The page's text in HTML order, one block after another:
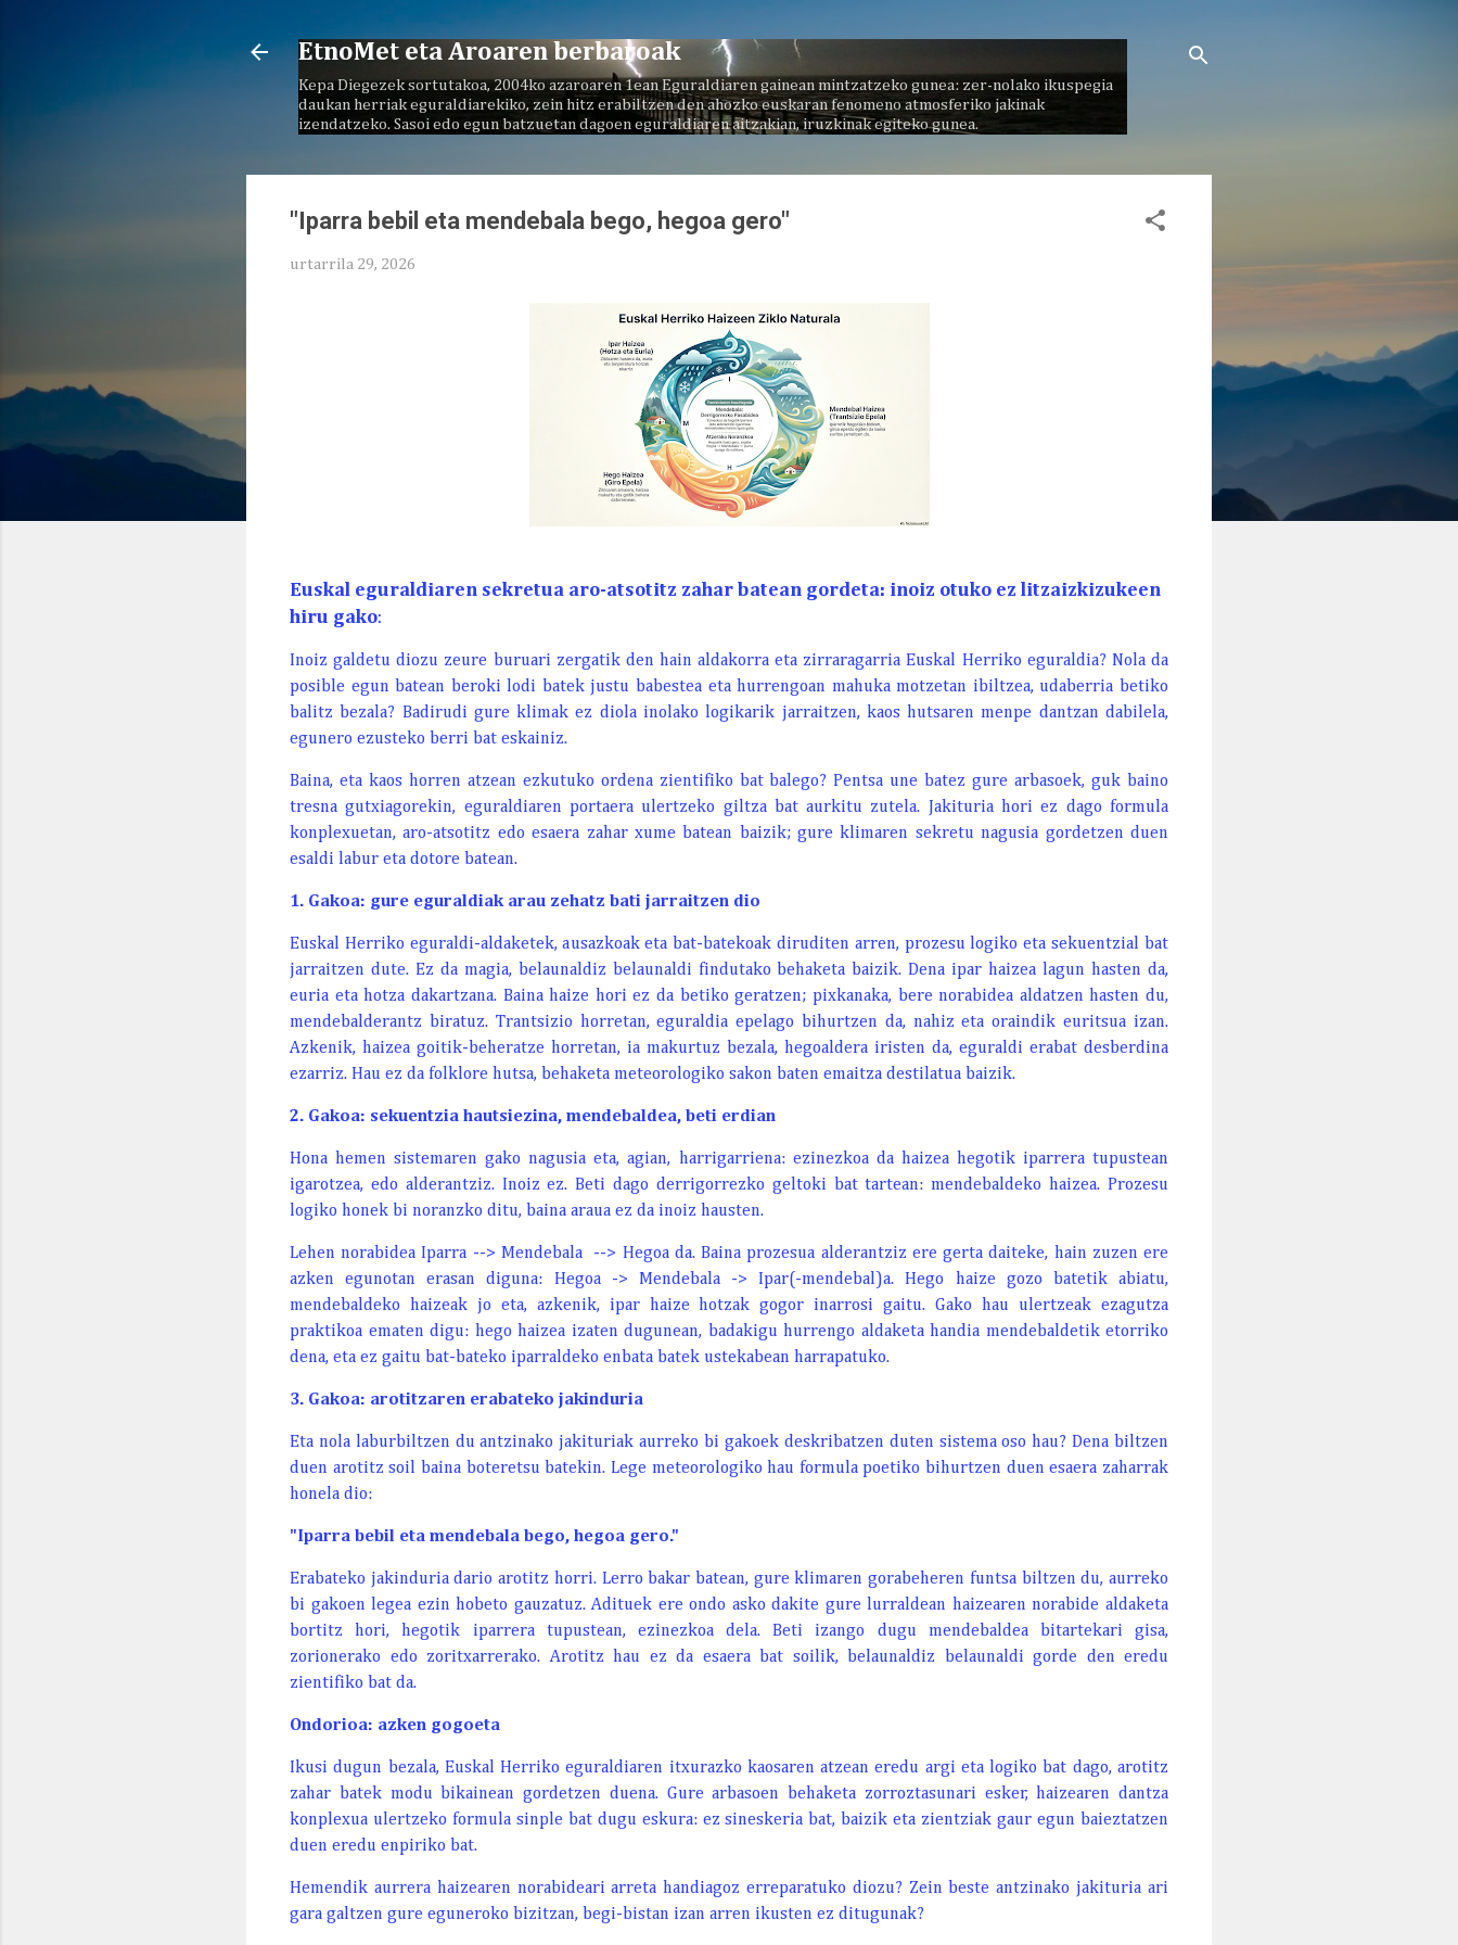
EtnoMet eta Aroaren berbaroak
Kepa Diegezek sortutakoa, 2004ko azaroaren 1ean Eguraldiaren gainean mintzatzeko gunea: zer-nolako ikuspegia
daukan herriak eguraldiarekiko, zein hitz erabiltzen den ahozko euskaran fenomeno atmosferiko jakinak
izendatzeko. Sasoi edo egun batzuetan dagoen eguraldiaren aitzakian, iruzkinak egiteko gunea.
"Iparra bebil eta mendebala bego, hegoa gero"
urtarrila 29, 2026
Euskal eguraldiaren sekretua aro-atsotitz zahar batean gordeta: inoiz otuko ez litzaizkizukeen
hiru gako:
Inoiz galdetu diozu zeure buruari zergatik den hain aldakorra eta zirraragarria Euskal Herriko eguraldia? Nola da
posible egun batean beroki lodi batek justu babestea eta hurrengoan mahuka motzetan ibiltzea, udaberria betiko
balitz bezala? Badirudi gure klimak ez diola inolako logikarik jarraitzen, kaos hutsaren menpe dantzan dabilela,
egunero ezusteko berri bat eskainiz.
Baina, eta kaos horren atzean ezkutuko ordena zientifiko bat balego? Pentsa une batez gure arbasoek, guk baino
tresna gutxiagorekin, eguraldiaren portaera ulertzeko giltza bat aurkitu zutela. Jakituria hori ez dago formula
konplexuetan, aro-atsotitz edo esaera zahar xume batean baizik; gure klimaren sekretu nagusia gordetzen duen
esaldi labur eta dotore batean.
1. Gakoa: gure eguraldiak arau zehatz bati jarraitzen dio
Euskal Herriko eguraldi-aldaketek, ausazkoak eta bat-batekoak diruditen arren, prozesu logiko eta sekuentzial bat
jarraitzen dute. Ez da magia, belaunaldiz belaunaldi findutako behaketa baizik. Dena ipar haizea lagun hasten da,
euria eta hotza dakartzana. Baina haize hori ez da betiko geratzen; pixkanaka, bere norabidea aldatzen hasten du,
mendebalderantz biratuz. Trantsizio horretan, eguraldia epelago bihurtzen da, nahiz eta oraindik euritsua izan.
Azkenik, haizea goitik-beheratze horretan, ia makurtuz bezala, hegoaldera iristen da, eguraldi erabat desberdina
ezarriz. Hau ez da folklore hutsa, behaketa meteorologiko sakon baten emaitza destilatua baizik.
2. Gakoa: sekuentzia hautsiezina, mendebaldea, beti erdian
Hona hemen sistemaren gako nagusia eta, agian, harrigarriena: ezinezkoa da haizea hegotik iparrera tupustean
igarotzea, edo alderantziz. Inoiz ez. Beti dago derrigorrezko geltoki bat tartean: mendebaldeko haizea. Prozesu
logiko honek bi noranzko ditu, baina araua ez da inoiz hausten.
Lehen norabidea Iparra --> Mendebala --> Hegoa da. Baina prozesua alderantziz ere gerta daiteke, hain zuzen ere
azken egunotan erasan diguna: Hegoa -> Mendebala -> Ipar(-mendebal)a. Hego haize gozo batetik abiatu,
mendebaldeko haizeak jo eta, azkenik, ipar haize hotzak gogor inarrosi gaitu. Gako hau ulertzeak ezagutza
praktikoa ematen digu: hego haizea izaten dugunean, badakigu hurrengo aldaketa handia mendebaldetik etorriko
dena, eta ez gaitu bat-bateko iparraldeko enbata batek ustekabean harrapatuko.
3. Gakoa: arotitzaren erabateko jakinduria
Eta nola laburbiltzen du antzinako jakituriak aurreko bi gakoek deskribatzen duten sistema oso hau? Dena biltzen
duen arotitz soil baina boteretsu batekin. Lege meteorologiko hau formula poetiko bihurtzen duen esaera zaharrak
honela dio:
"Iparra bebil eta mendebala bego, hegoa gero."
Erabateko jakinduria dario arotitz horri. Lerro bakar batean, gure klimaren gorabeheren funtsa biltzen du, aurreko
bi gakoen legea ezin hobeto gauzatuz. Adituek ere ondo asko dakite gure lurraldean haizearen norabide aldaketa
bortitz hori, hegotik iparrera tupustean, ezinezkoa dela. Beti izango dugu mendebaldea bitartekari gisa,
zorionerako edo zoritxarrerako. Arotitz hau ez da esaera bat soilik, belaunaldiz belaunaldi gorde den eredu
zientifiko bat da.
Ondorioa: azken gogoeta
Ikusi dugun bezala, Euskal Herriko eguraldiaren itxurazko kaosaren atzean eredu argi eta logiko bat dago, arotitz
zahar batek modu bikainean gordetzen duena. Gure arbasoen behaketa zorroztasunari esker, haizearen dantza
konplexua ulertzeko formula sinple bat dugu eskura: ez sineskeria bat, baizik eta zientziak gaur egun baieztatzen
duen eredu enpiriko bat.
Hemendik aurrera haizearen norabideari arreta handiagoz erreparatuko diozu? Zein beste antzinako jakituria ari
gara galtzen gure eguneroko bizitzan, begi-bistan izan arren ikusten ez ditugunak?